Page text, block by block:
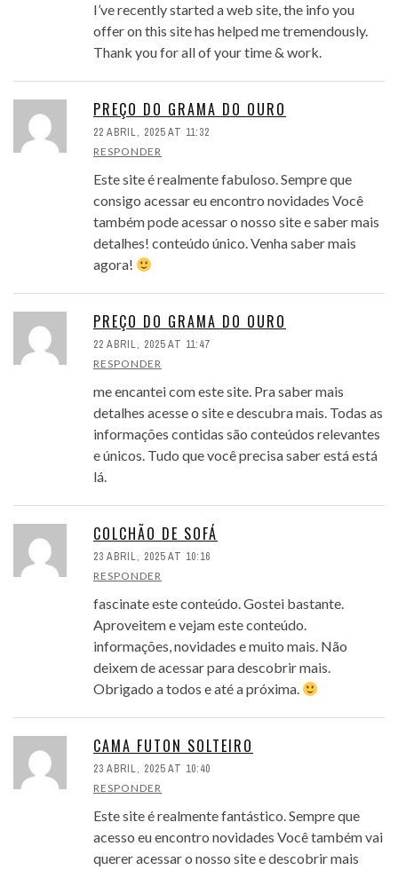
I’ve recently started a web site, the info you
offer on this site has helped me tremendously.
Thank you for all of your time & work.
PREÇO DO GRAMA DO OURO
22 ABRIL, 2025 AT 11:32
RESPONDER
Este site é realmente fabuloso. Sempre que
consigo acessar eu encontro novidades Você
também pode acessar o nosso site e saber mais
detalhes! conteúdo único. Venha saber mais
agora!
PREÇO DO GRAMA DO OURO
22 ABRIL, 2025 AT 11:47
RESPONDER
me encantei com este site. Pra saber mais
detalhes acesse o site e descubra mais. Todas as
informações contidas são conteúdos relevantes
e únicos. Tudo que você precisa saber está está
lá.
COLCHÃO DE SOFÁ
23 ABRIL, 2025 AT 10:16
RESPONDER
fascinate este conteúdo. Gostei bastante.
Aproveitem e vejam este conteúdo.
informações, novidades e muito mais. Não
deixem de acessar para descobrir mais.
Obrigado a todos e até a próxima.
CAMA FUTON SOLTEIRO
23 ABRIL, 2025 AT 10:40
RESPONDER
Este site é realmente fantástico. Sempre que
acesso eu encontro novidades Você também vai
querer acessar o nosso site e descobrir mais